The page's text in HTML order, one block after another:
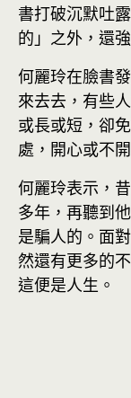
書打破沉默吐
的」之外，還
何麗玲在臉書
來去去，有些
或長或短，卻
處，開心或不
何麗玲表示，
多年，再聽到
是騙人的。面
然還有更多的
這便是人生。